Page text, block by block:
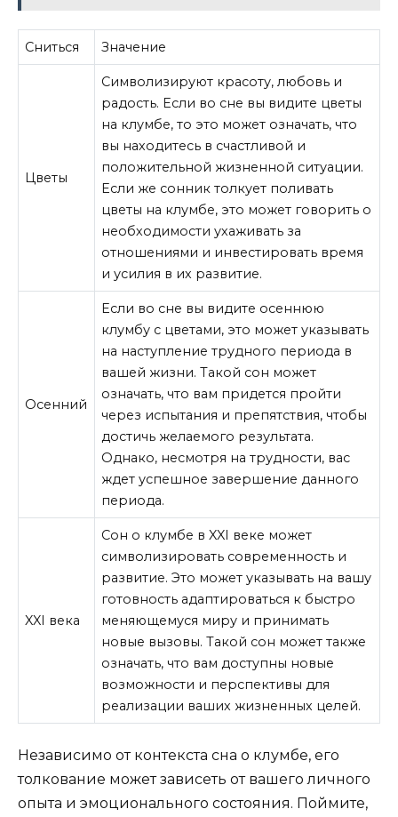
Сниться Значение
Цветы
Символизируют красоту, любовь и
радость. Если во сне вы видите цветы
на клумбе, то это может означать, что
вы находитесь в счастливой и
положительной жизненной ситуации.
Если же сонник толкует поливать
цветы на клумбе, это может говорить о
необходимости ухаживать за
отношениями и инвестировать время
и усилия в их развитие.
Осенний
Если во сне вы видите осеннюю
клумбу с цветами, это может указывать
на наступление трудного периода в
вашей жизни. Такой сон может
означать, что вам придется пройти
через испытания и препятствия, чтобы
достичь желаемого результата.
Однако, несмотря на трудности, вас
ждет успешное завершение данного
периода.
XXI века
Сон о клумбе в XXI веке может
символизировать современность и
развитие. Это может указывать на вашу
готовность адаптироваться к быстро
меняющемуся миру и принимать
новые вызовы. Такой сон может также
означать, что вам доступны новые
возможности и перспективы для
реализации ваших жизненных целей.
Независимо от контекста сна о клумбе, его
толкование может зависеть от вашего личного
опыта и эмоционального состояния. Поймите,